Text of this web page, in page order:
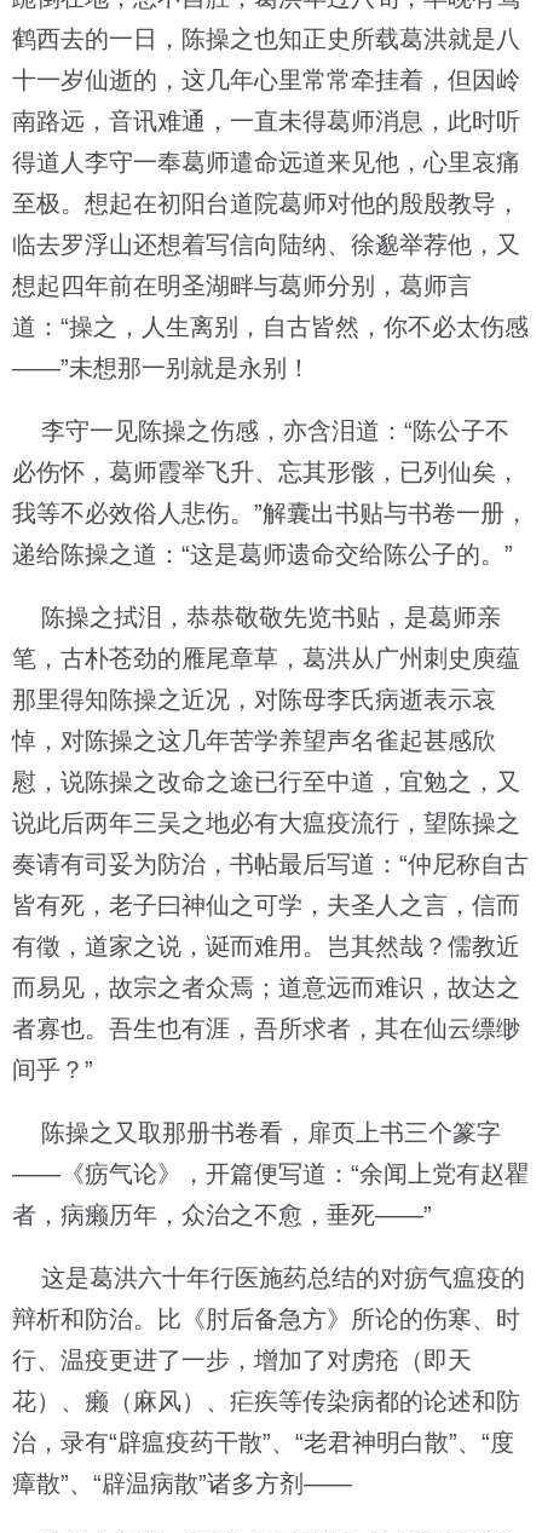
鹤西去的一日，陈操之也知正史所载葛洪就是八
十一岁仙逝的，这几年心里常常牵挂着，但因岭
南路远，音讯难通，一直未得葛师消息，此时听
得道人李守一奉葛师遣命远道来见他，心里哀痛
至极。想起在初阳台道院葛师对他的殷殷教导，
临去罗浮山还想着写信向陆纳、徐邈举荐他，又
想起四年前在明圣湖畔与葛师分别，葛师言
道：“操之，人生离别，自古皆然，你不必太伤感
——”未想那一别就是永别！
李守一见陈操之伤感，亦含泪道：“陈公子不
必伤怀，葛师霞举飞升、忘其形骸，已列仙矣，
我等不必效俗人悲伤。”解囊出书贴与书卷一册，
递给陈操之道：“这是葛师遗命交给陈公子的。”
陈操之拭泪，恭恭敬敬先览书贴，是葛师亲
笔，古朴苍劲的雁尾章草，葛洪从广州刺史庾蕴
那里得知陈操之近况，对陈母李氏病逝表示哀
悼，对陈操之这几年苦学养望声名雀起甚感欣
慰，说陈操之改命之途已行至中道，宜勉之，又
说此后两年三吴之地必有大瘟疫流行，望陈操之
奏请有司妥为防治，书帖最后写道：“仲尼称自古
皆有死，老子曰神仙之可学，夫圣人之言，信而
有徵，道家之说，诞而难用。岂其然哉？儒教近
而易见，故宗之者众焉；道意远而难识，故达之
者寡也。吾生也有涯，吾所求者，其在仙云缥缈
间乎？”
陈操之又取那册书卷看，扉页上书三个篆字
——《疬气论》，开篇便写道：“余闻上党有赵瞿
者，病癞历年，众治之不愈，垂死——”
这是葛洪六十年行医施药总结的对疬气瘟疫的
辩析和防治。比《肘后备急方》所论的伤寒、时
行、温疫更进了一步，增加了对虏疮（即天
花）、癞（麻风）、疟疾等传染病都的论述和防
治，录有“辟瘟疫药干散”、“老君神明白散”、“度
瘴散”、“辟温病散”诸多方剂——